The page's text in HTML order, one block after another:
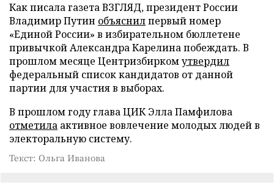
Как писала газета ВЗГЛЯД, президент России
Владимир Путин объяснилпервый номер
«Единой России» в избирательном бюллетене
привычкой Александра Карелина побеждать. В
прошлом месяце Центризбиркомутвердил
федеральный список кандидатов от данной
партии для участия в выборах.
В прошлом году глава ЦИК Элла Памфилова
отметила активное вовлечение молодых людей в
электоральную систему.
Текст: Ольга Иванова